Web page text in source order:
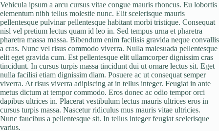
Vehicula ipsum a arcu cursus vitae congue mauris rhoncus. Eu lobortis
elementum nibh tellus molestie nunc. Elit scelerisque mauris
pellentesque pulvinar pellentesque habitant morbi tristique. Consequat
nisl vel pretium lectus quam id leo in. Sed tempus urna et pharetra
pharetra massa massa. Bibendum enim facilisis gravida neque convallis
a cras. Nunc vel risus commodo viverra. Nulla malesuada pellentesque
elit eget gravida cum. Est pellentesque elit ullamcorper dignissim cras
tincidunt. In cursus turpis massa tincidunt dui ut ornare lectus sit. Eget
nulla facilisi etiam dignissim diam. Posuere ac ut consequat semper
viverra. At risus viverra adipiscing at in tellus integer. Feugiat in ante
metus dictum at tempor commodo. Eros donec ac odio tempor orci
dapibus ultrices in. Placerat vestibulum lectus mauris ultrices eros in
cursus turpis massa. Nascetur ridiculus mus mauris vitae ultricies.
Nunc faucibus a pellentesque sit. In tellus integer feugiat scelerisque
varius.